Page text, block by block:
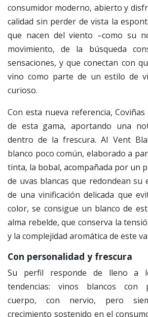
consumidor moderno, abierto y
calidad sin perder de vista la
que nacen del viento –como su
movimiento, de la búsqueda
sensaciones, y que conectan con
vino como parte de un estilo de
curioso.
Con esta nueva referencia,
de esta gama, aportando una
dentro de la frescura. Al Vent
blanco poco común, elaborado a
tinta, la bobal, acompañada por un
de uvas blancas que redondean su
de una vinificación delicada que
color, se consigue un blanco de
alma rebelde, que conserva la
y la complejidad aromática de este
Con personalidad y frescura
Su perfil responde de lleno a
tendencias: vinos blancos con
cuerpo, con nervio, pero
crecimiento sostenido en el